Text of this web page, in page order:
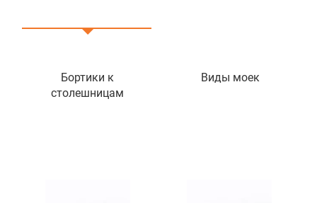
Бортики к
столешницам
Виды моек